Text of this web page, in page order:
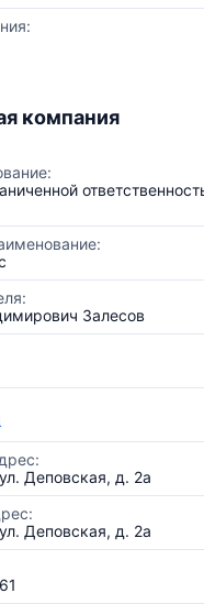
компания
Залесов
Деповская, д. 2а
Деповская, д. 2а